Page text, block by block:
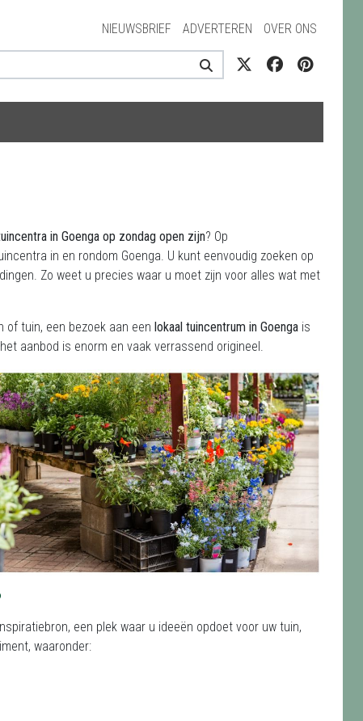
NIEUWSBRIEF ADVERTEREN OVER ONS
in Goenga op zondag open zijn? Op
in en rondom Goenga. U kunt eenvoudig zoeken op
Zo weet u precies waar u moet zijn voor alles wat met
tuin, een bezoek aan een lokaal tuincentrum in Goenga is
aanbod is enorm en vaak verrassend origineel.
een plek waar u ideeën opdoet voor uw tuin,
waaronder: